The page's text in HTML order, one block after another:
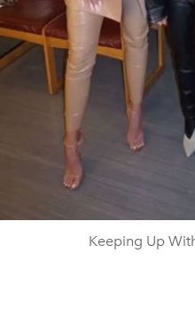
Keeping Up